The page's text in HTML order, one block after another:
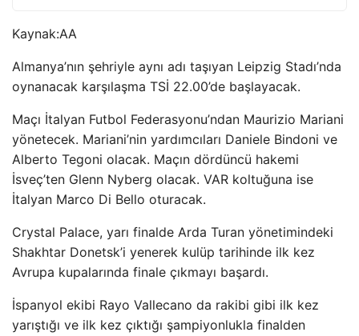
Kaynak:AA
Almanya’nın şehriyle aynı adı taşıyan Leipzig Stadı’nda
oynanacak karşılaşma TSİ 22.00’de başlayacak.
Maçı İtalyan Futbol Federasyonu’ndan Maurizio Mariani
yönetecek. Mariani’nin yardımcıları Daniele Bindoni ve
Alberto Tegoni olacak. Maçın dördüncü hakemi
İsveç’ten Glenn Nyberg olacak. VAR koltuğuna ise
İtalyan Marco Di Bello oturacak.
Crystal Palace, yarı finalde Arda Turan yönetimindeki
Shakhtar Donetsk’i yenerek kulüp tarihinde ilk kez
Avrupa kupalarında finale çıkmayı başardı.
İspanyol ekibi Rayo Vallecano da rakibi gibi ilk kez
yarıştığı ve ilk kez çıktığı şampiyonlukla finalden